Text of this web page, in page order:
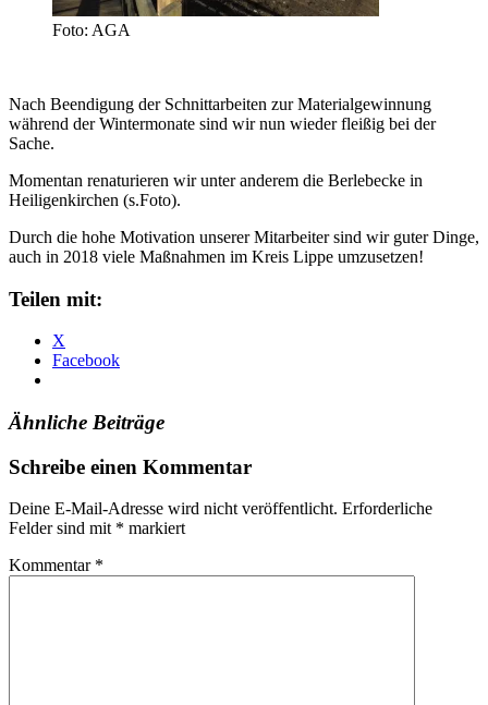
Foto: AGA
Nach Beendigung der Schnittarbeiten zur Materialgewinnung
während der Wintermonate sind wir nun wieder fleißig bei der
Sache.
Momentan renaturieren wir unter anderem die Berlebecke in
Heiligenkirchen (s.Foto).
Durch die hohe Motivation unserer Mitarbeiter sind wir guter Dinge,
auch in 2018 viele Maßnahmen im Kreis Lippe umzusetzen!
Teilen mit:
X
Facebook
Ähnliche Beiträge
Schreibe einen Kommentar
Deine E-Mail-Adresse wird nicht veröffentlicht. Erforderliche
Felder sind mit * markiert
Kommentar *